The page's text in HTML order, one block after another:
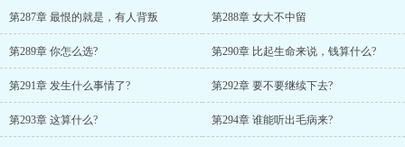
第287章 最恨的就是，有人背叛 第288章 女大不中留
第289章 你怎么选? 第290章 比起生命来说，钱算什么?
第291章 发生什么事情了? 第292章 要不要继续下去?
第293章 这算什么? 第294章 谁能听出毛病来?